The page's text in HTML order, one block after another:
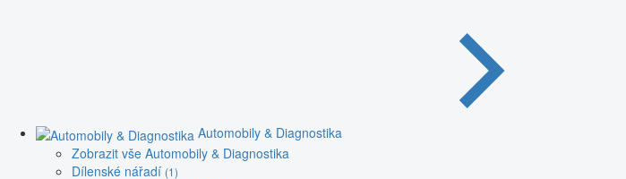
Automobily & Diagnostika
Zobrazit vše Automobily & Diagnostika
Dílenské nářadí (1)